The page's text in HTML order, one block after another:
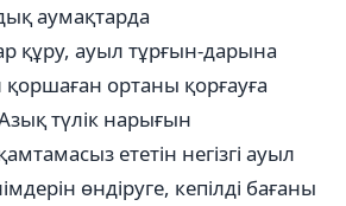
аумақтарда
құру, ауыл тұрғын-дарына
ортаны қорғауға
түлік нарығын
ететін негізгі ауыл
өндіруге, кепілді бағаны